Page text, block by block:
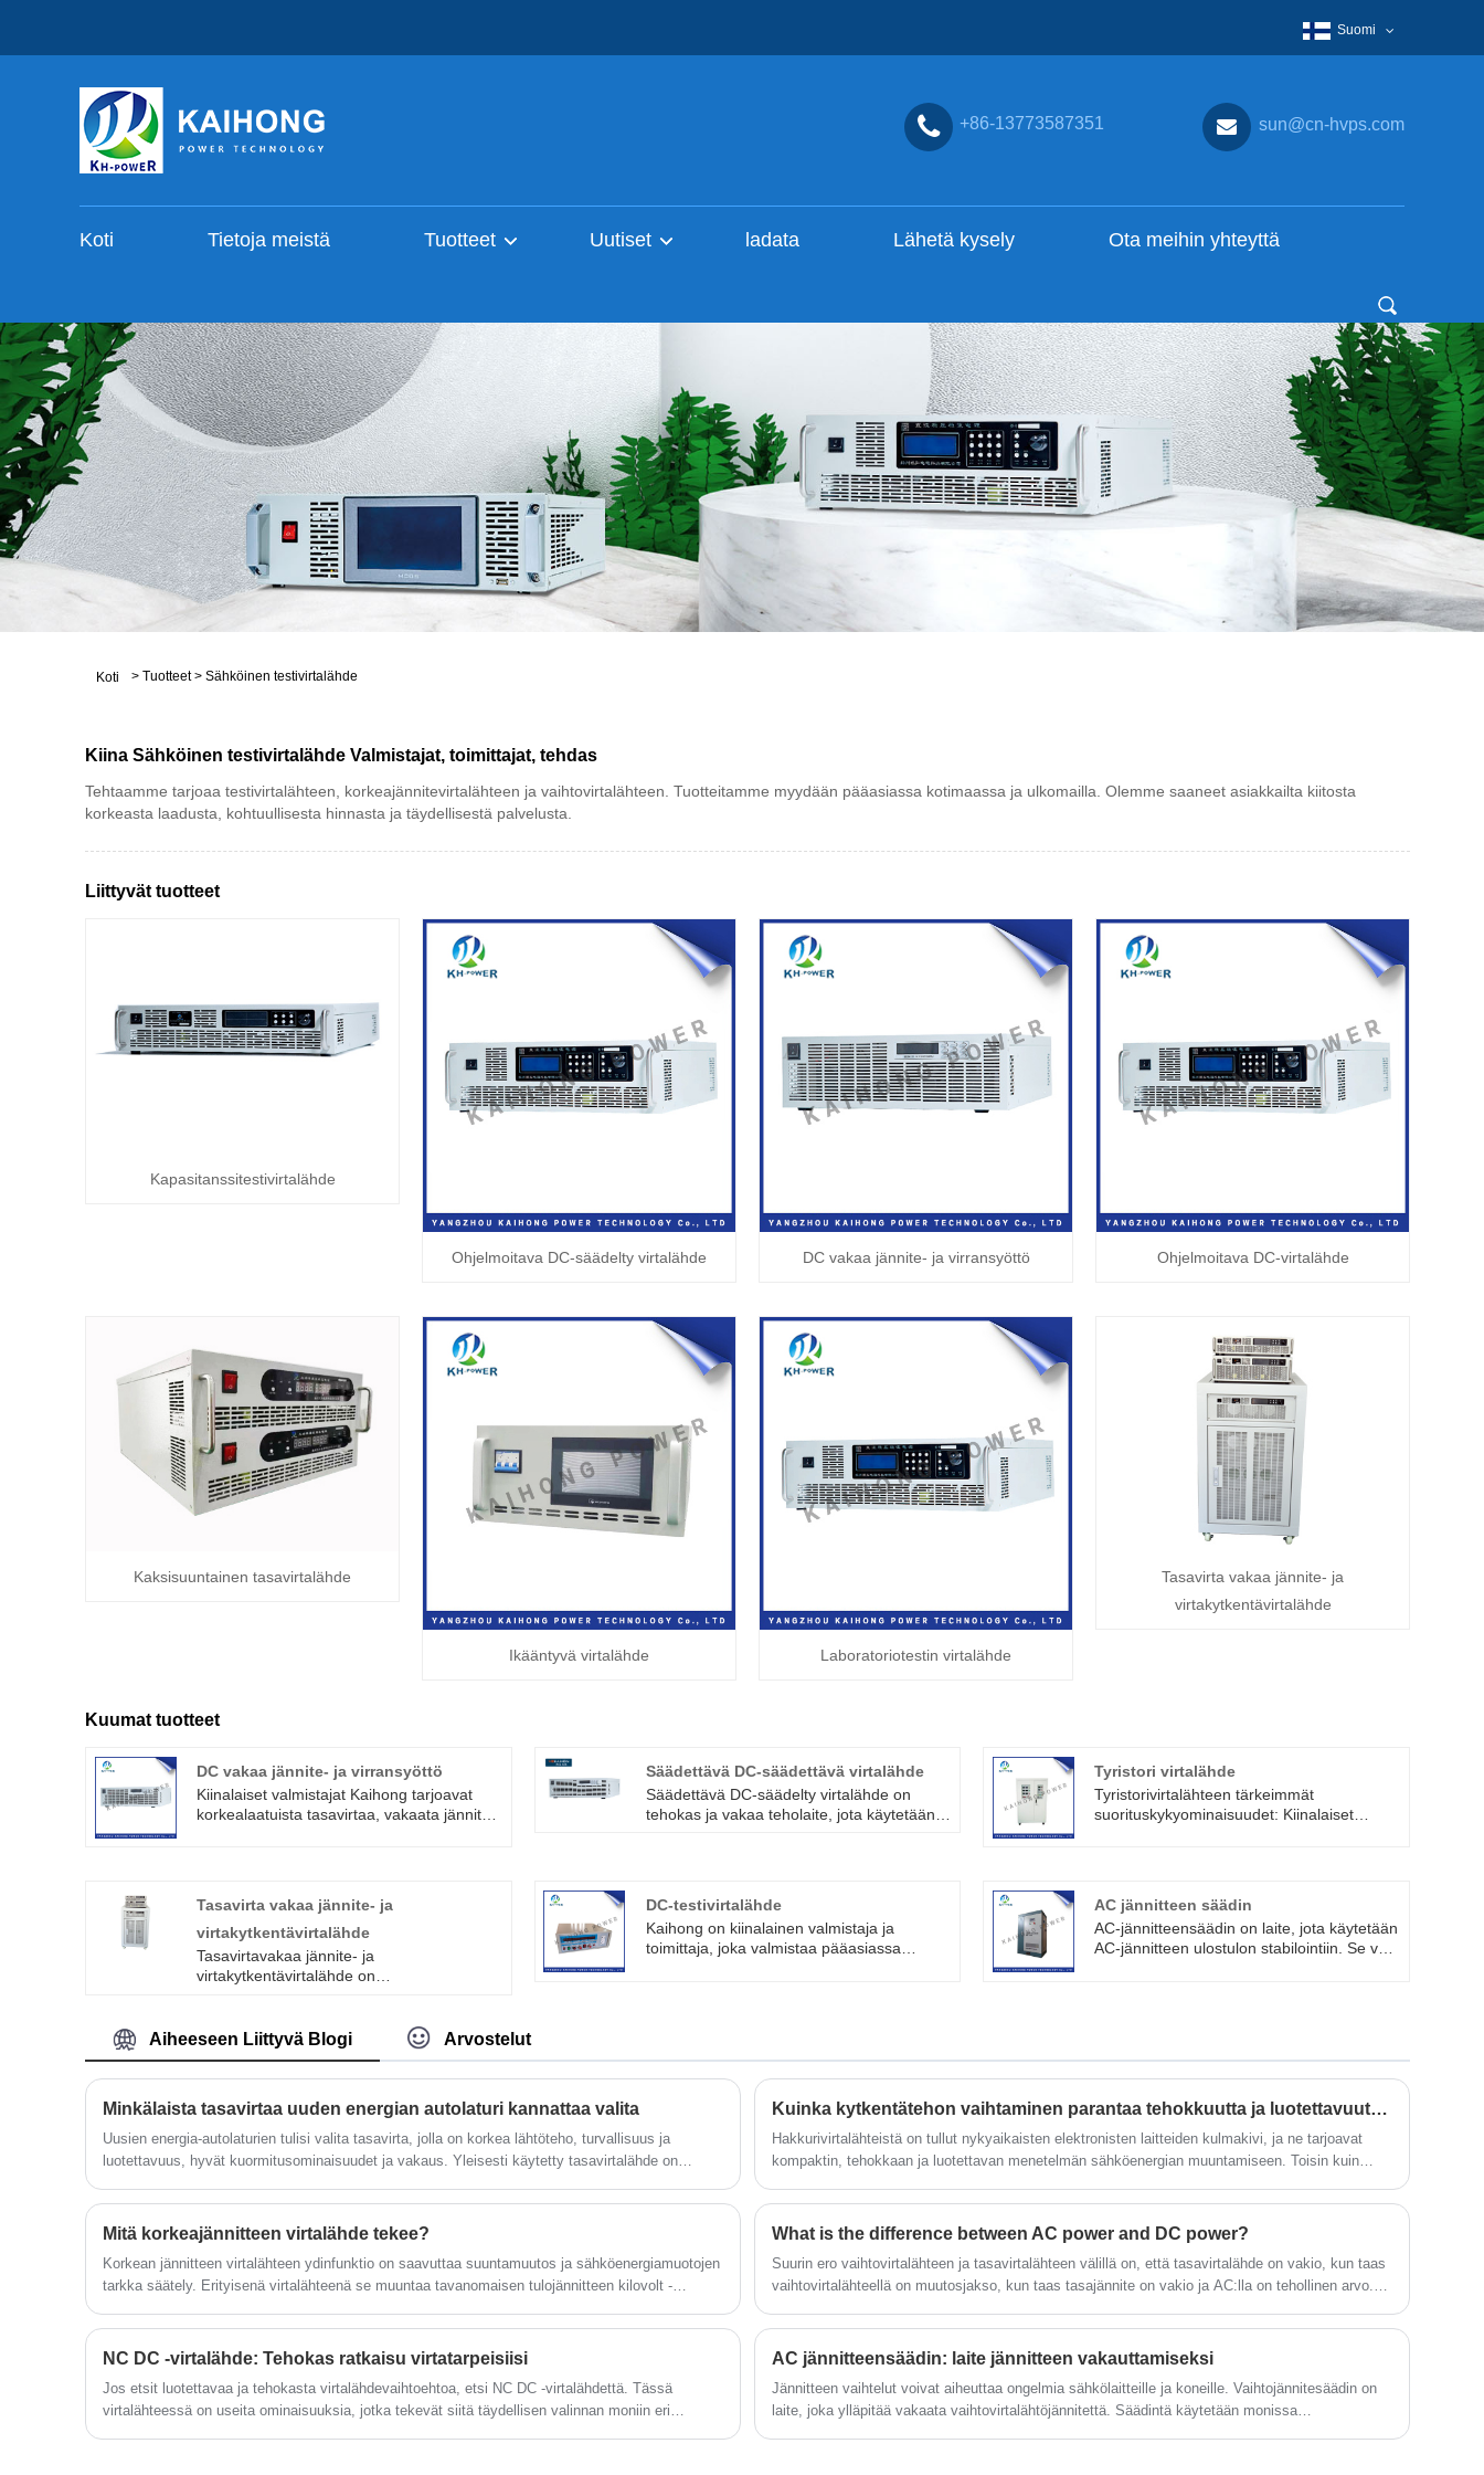
Suomi
+86-13773587351 sun@cn-hvps.com
Koti Tietoja meistä Tuotteet Uutiset ladata Lähetä kysely Ota meihin yhteyttä
Koti > Tuotteet > Sähköinen testivirtalähde
Kiina Sähköinen testivirtalähde Valmistajat, toimittajat, tehdas
Tehtaamme tarjoaa testivirtalähteen, korkeajännitevirtalähteen ja vaihtovirtalähteen. Tuotteitamme myydään pääasiassa kotimaassa ja ulkomailla. Olemme saaneet asiakkailta kiitosta
korkeasta laadusta, kohtuullisesta hinnasta ja täydellisestä palvelusta.
Liittyvät tuotteet
Kapasitanssitestivirtalähde
Ohjelmoitava DC-säädelty virtalähde DC vakaa jännite- ja virransyöttö Ohjelmoitava DC-virtalähde
Kaksisuuntainen tasavirtalähde
Ikääntyvä virtalähde Laboratoriotestin virtalähde
Tasavirta vakaa jännite- ja
virtakytkentävirtalähde
Kuumat tuotteet
DC vakaa jännite- ja virransyöttö
Kiinalaiset valmistajat Kaihong tarjoavat
korkealaatuista tasavirtaa, vakaata jännite-
valinta tutkimusyksiköihin,
laboratoriotesteihin ja tuotantolinjan
testivirtalähteisiin.
Säädettävä DC-säädettävä virtalähde
Säädettävä DC-säädelty virtalähde on
tehokas ja vakaa teholaite, jota käytetään
artikkelissa esitellään säädettävän
tasavirtasäädellyn teholähteen
ominaisuudet ja edut sekä sen käyttö
Tyristori virtalähde
Tyristorivirtalähteen tärkeimmät
suorituskykyominaisuudet: Kiinalaiset
täydellinen suojalinja, tarkkuus ja vakaus
on melko hyvä.
Tasavirta vakaa jännite- ja
virtakytkentävirtalähde
Tasavirtavakaa jännite- ja
virtakytkentävirtalähde on
tasavirtalähteeksi elektroniikkalaitteille.
Virtalähteelle on ominaista korkea
hyötysuhde, hyvä vakaus, pieni koko, kevyt
DC-testivirtalähde
Kaihong on kiinalainen valmistaja ja
toimittaja, joka valmistaa pääasiassa
autoteollisuudessa.
AC jännitteen säädin
AC-jännitteensäädin on laite, jota käytetään
AC-jännitteen ulostulon stabilointiin. Se voi
tietokonehuoneissa ja muissa paikoissa.
sähköjärjestelmän jännitteensäädin ja
suosittu älymuuntaja.
Aiheeseen Liittyvä Blogi Arvostelut
Minkälaista tasavirtaa uuden energian autolaturi kannattaa valita
Uusien energia-autolaturien tulisi valita tasavirta, jolla on korkea lähtöteho, turvallisuus ja
luotettavuus, hyvät kuormitusominaisuudet ja vakaus. Yleisesti käytetty tasavirtalähde on
Kuinka kytkentätehon vaihtaminen parantaa tehokkuutta ja luotettavuutta nykyaikaisessa elektroniikassa?
Hakkurivirtalähteistä on tullut nykyaikaisten elektronisten laitteiden kulmakivi, ja ne tarjoavat
kompaktin, tehokkaan ja luotettavan menetelmän sähköenergian muuntamiseen. Toisin kuin
kytkentätekniikkaa lähtöjännitteen ja virran säätelyyn, mikä tarjoaa merkittäviä etuja
energiatehokkuudessa, lämmönhallinnassa ja koon pienentämisessä.
Mitä korkeajännitteen virtalähde tekee?
Korkean jännitteen virtalähteen ydinfunktio on saavuttaa suuntamuutos ja sähköenergiamuotojen
tarkka säätely. Erityisenä virtalähteenä se muuntaa tavanomaisen tulojännitteen kilovolt -
What is the difference between AC power and DC power?
Suurin ero vaihtovirtalähteen ja tasavirtalähteen välillä on, että tasavirtalähde on vakio, kun taas
vaihtovirtalähteellä on muutosjakso, kun taas tasajännite on vakio ja AC:lla on tehollinen arvo.
NC DC -virtalähde: Tehokas ratkaisu virtatarpeisiisi
Jos etsit luotettavaa ja tehokasta virtalähdevaihtoehtoa, etsi NC DC -virtalähdettä. Tässä
virtalähteessä on useita ominaisuuksia, jotka tekevät siitä täydellisen valinnan moniin eri
AC jännitteensäädin: laite jännitteen vakauttamiseksi
Jännitteen vaihtelut voivat aiheuttaa ongelmia sähkölaitteille ja koneille. Vaihtojännitesäädin on
laite, joka ylläpitää vakaata vaihtovirtalähtöjännitettä. Säädintä käytetään monissa